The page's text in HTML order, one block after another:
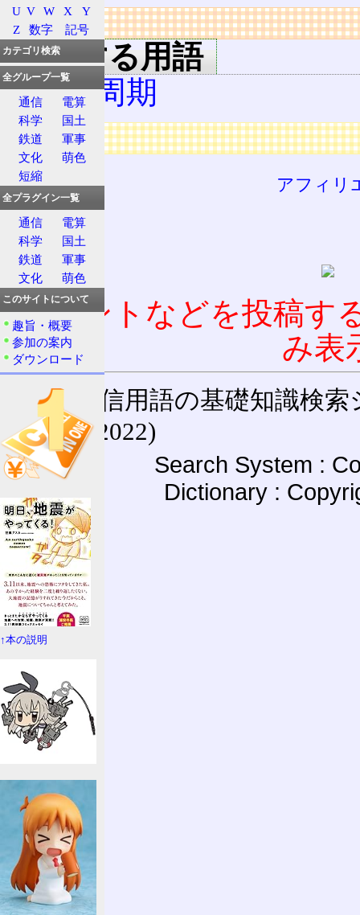
リンク
関連する用語
自転周期
広告
アフィリ
コメントなどを投稿す
み表
通信用語の基礎知識検
(27-May-2022)
Search System :
Dictionary :
U V W X
Y
Z
数字 記号
カテゴリ検索
全グループ一覧
通信
電算
科学
国土
鉄道
軍事
文化
萌色
短縮
全プラグイン一覧
通信
電算
科学
国土
鉄道
軍事
文化
萌色
このサイトについて
趣旨・概要
参加の案内
ダウンロード
↑本の説明